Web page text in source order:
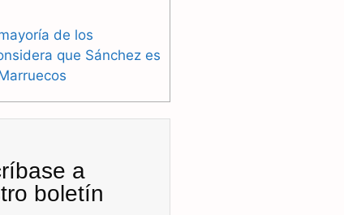
de los
que Sánchez es
a
boletín